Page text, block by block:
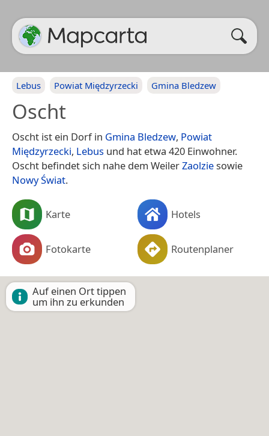
Lebus Powiat Międzyrzecki Gmina Bledzew
Oscht
Oscht ist ein Dorf in Gmina Bledzew, Powiat
Międzyrzecki, Lebus und hat etwa 420 Einwohner.
Oscht befindet sich nahe dem WeilerZaolziesowie
Nowy Świat.
Karte Hotels
Fotokarte Routenplaner
Auf einen Ort tippen
um ihn zu erkunden